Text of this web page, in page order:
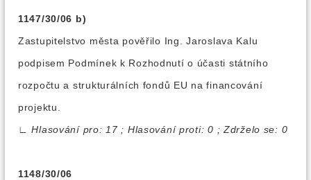
1147/30/06 b)
Zastupitelstvo města pověřilo Ing. Jaroslava Kalu
podpisem Podmínek k Rozhodnutí o účasti státního
rozpočtu a strukturálních fondů EU na financování
projektu.
∟
Hlasování pro: 17 ; Hlasování proti: 0 ; Zdrželo se: 0
1148/30/06